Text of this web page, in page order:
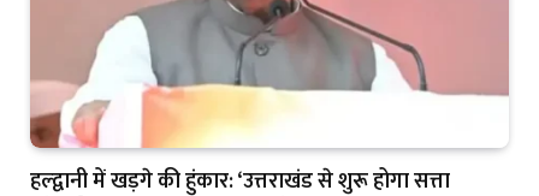
हल्द्वानी में खड़गे की हुंकार: ‘उत्तराखंड से शुरू होगा सत्ता